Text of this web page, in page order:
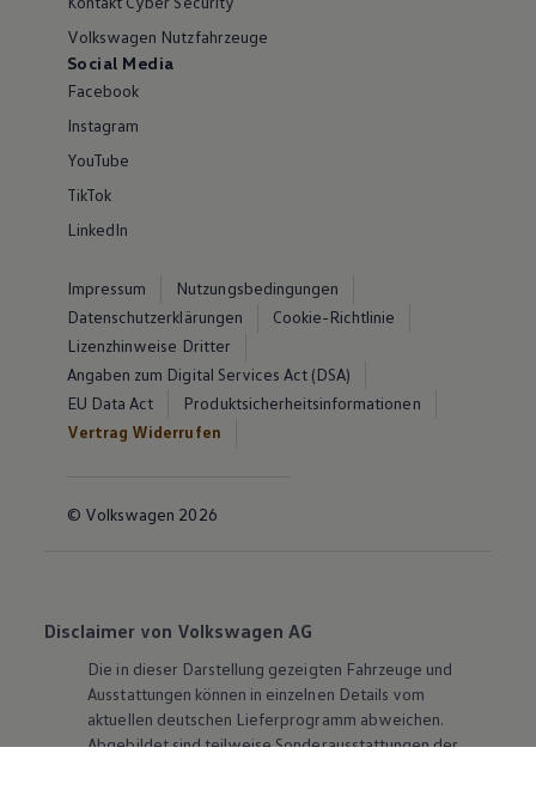
Volkswagen Nutzfahrzeuge
Social Media
Facebook
Instagram
YouTube
TikTok
LinkedIn
Impressum
Nutzungsbedingungen
Datenschutzerklärungen
Cookie-Richtlinie
Lizenzhinweise Dritter
Angaben zum Digital Services Act (DSA)
EU Data Act
Produktsicherheitsinformationen
Vertrag Widerrufen
© Volkswagen 2026
Disclaimer von Volkswagen AG
Die in dieser Darstellung gezeigten Fahrzeuge und
Ausstattungen können in einzelnen Details vom
aktuellen deutschen Lieferprogramm abweichen.
Abgebildet sind teilweise Sonderausstattungen der